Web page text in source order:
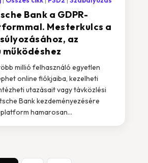
Bank a GDPR-
Mesterkulcs a
az
millió felhasználó egyetlen
online fiókjaiba, kezelheti
utazásait vagy távközlési
Bank kezdeményezésére
hamarosan...